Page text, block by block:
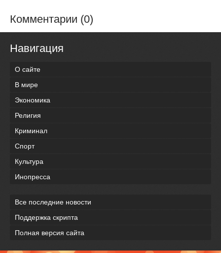
Комментарии (0)
Навигация
О сайте
В мире
Экономика
Религия
Криминал
Спорт
Культура
Инопресса
Все последние новости
Поддержка скрипта
Полная версия сайта